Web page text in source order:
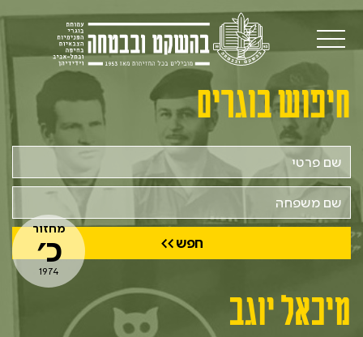
חיפוש בוגרים
שם
פרטי
שם
משפחה
מחזור
כ׳
1974
מיכאל יוגב